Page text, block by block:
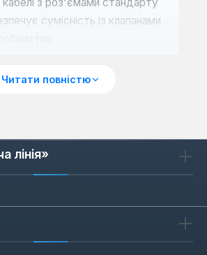
сумісність із клапанами
Ariston поширені 2-
з кроком 5 мм, для
менше 1,5 м — це дозволяє
Читати повністю
лінія»